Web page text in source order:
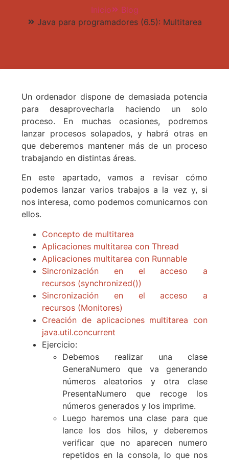
Inicio
Blog
Java para programadores (6.5): Multitarea
Un ordenador dispone de demasiada potencia
para desaprovecharla haciendo un solo
proceso. En muchas ocasiones, podremos
lanzar procesos solapados, y habrá otras en
que deberemos mantener más de un proceso
trabajando en distintas áreas.
En este apartado, vamos a revisar cómo
podemos lanzar varios trabajos a la vez y, si
nos interesa, como podemos comunicarnos con
ellos.
Concepto de multitarea
Aplicaciones multitarea con Thread
Aplicaciones multitarea con Runnable
Sincronización en el acceso a
recursos (synchronized())
Sincronización en el acceso a
recursos (Monitores)
Creación de aplicaciones multitarea con
java.util.concurrent
Ejercicio:
Debemos realizar una clase
GeneraNumero que va generando
números aleatorios y otra clase
PresentaNumero que recoge los
números generados y los imprime.
Luego haremos una clase para que
lance los dos hilos, y deberemos
verificar que no aparecen numero
repetidos en la consola, lo que nos